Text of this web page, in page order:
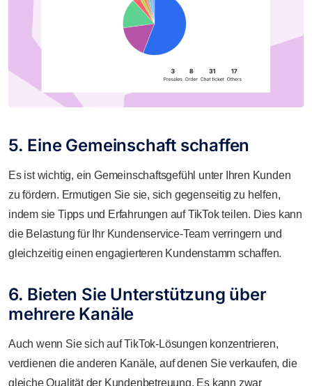
5. Eine Gemeinschaft schaffen
Es ist wichtig, ein Gemeinschaftsgefühl unter Ihren Kunden
zu fördern. Ermutigen Sie sie, sich gegenseitig zu helfen,
indem sie Tipps und Erfahrungen auf TikTok teilen. Dies kann
die Belastung für Ihr Kundenservice-Team verringern und
gleichzeitig einen engagierteren Kundenstamm schaffen.
6. Bieten Sie Unterstützung über
mehrere Kanäle
Auch wenn Sie sich auf TikTok-Lösungen konzentrieren,
verdienen die anderen Kanäle, auf denen Sie verkaufen, die
gleiche Qualität der Kundenbetreuung. Es kann zwar